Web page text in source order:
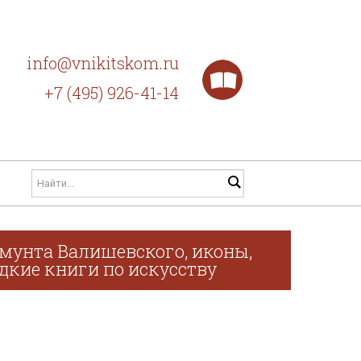
info@vnikitskom.ru
+7 (495) 926-41-14
Валишевского, иконы,
книги по искусству